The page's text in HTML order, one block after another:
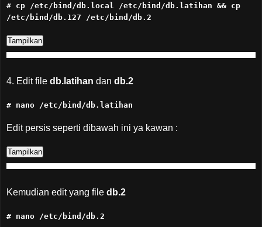
# cp /etc/bind/db.local /etc/bind/db.latihan && cp
/etc/bind/db.127 /etc/bind/db.2
4. Edit file db.latihan dan db.2
# nano /etc/bind/db.latihan
Edit persis seperti dibawah ini ya kawan :
Kemudian edit yang file db.2
# nano /etc/bind/db.2